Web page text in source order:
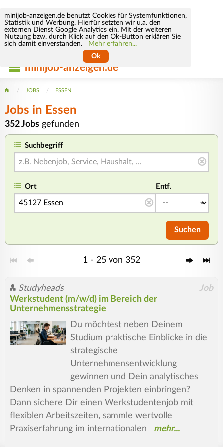
minijob-anzeigen.de benutzt Cookies für Systemfunktionen,
Statistik und Werbung. Hierfür setzten wir u.a. den
externen Dienst Google Analytics ein. Mit der weiteren
Nutzung bzw. durch Klick auf den Ok-Button erklären Sie
sich damit einverstanden.
Mehr erfahren...
Ok
minijob-anzeigen.de
JOBS ESSEN
Jobs in Essen
352 Jobs gefunden
Suchbegriff
Ort Entf.
Suchen
1 - 25 von 352
Studyheads Job
Werkstudent (m/w/d) im Bereich der
Unternehmensstrategie
Du möchtest neben Deinem
Studium praktische Einblicke in die
strategische
Unternehmensentwicklung
gewinnen und Dein analytisches
Denken in spannenden Projekten einbringen?
Dann sichere Dir einen Werkstudentenjob mit
flexiblen Arbeitszeiten, sammle wertvolle
Praxiserfahrung im internationalen